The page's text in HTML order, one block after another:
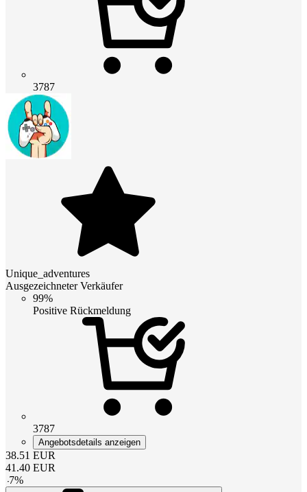
3787
Unique_adventures
Ausgezeichneter Verkäufer
99%
Positive Rückmeldung
3787
Angebotsdetails anzeigen
38.51 EUR
41.40 EUR
-7%